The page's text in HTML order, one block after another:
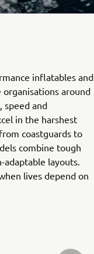
inflatables and
organisations around
speed and
in the harshest
coastguards to
combine tough
adaptable layouts.
lives depend on